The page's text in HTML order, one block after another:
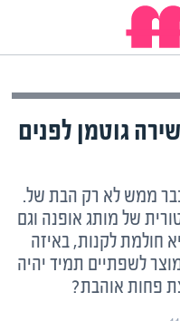
גוטמן לפנים
ממש לא רק הבת של.
של מותג אופנה וגם
חולמת לקנות, באיזה
לשפתיים תמיד יהיה
פחות אוהבת?